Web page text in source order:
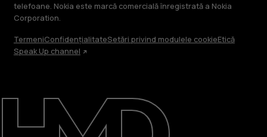
Despre
Repară, reutilizează, reciclează
Asistență
telefoane. Nokia este marcă comercială înregistrată a Nokia
Corporation.
TermeniConfidențialitateSetări privind modulele cookieEtică
Speak Up channel